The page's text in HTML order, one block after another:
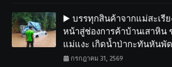
▶️ บรรทุกสินค้าจากแม่สะเรี
หน้าสู่ช่องการค้าบ้านเสาหิน
แม่แงะ เกิดน้ำป่ากะทันหันพั
กรกฎาคม 31, 2569